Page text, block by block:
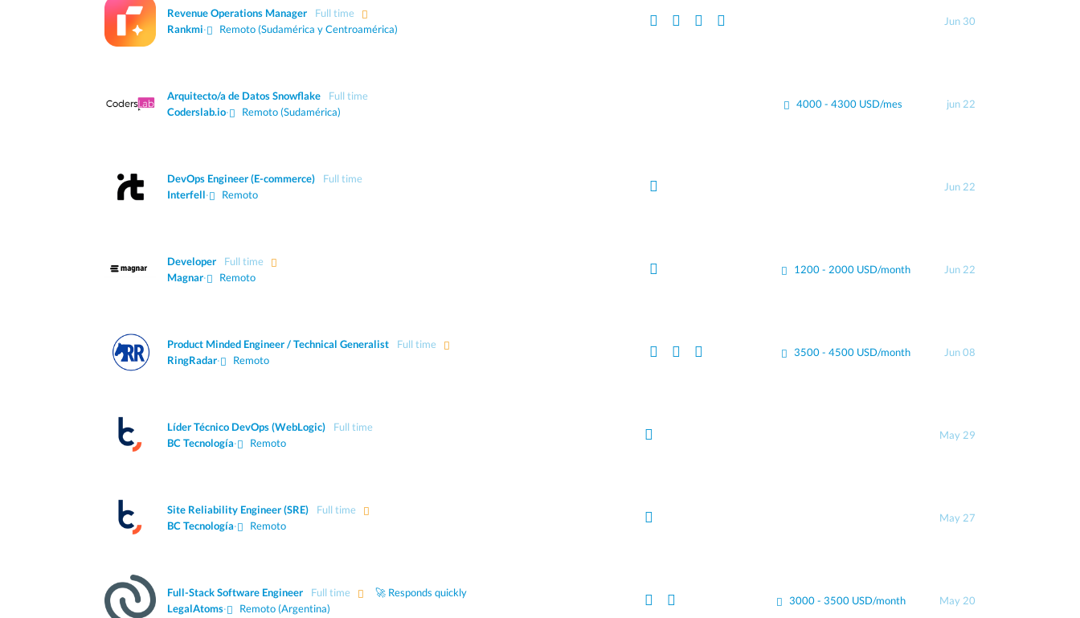
Revenue Operations Manager
Full time
Rankmi· Remoto (Sudamérica y Centroamérica)
Jun 30
Arquitecto/a de Datos Snowflake
Full time
Coderslab.io· Remoto (Sudamérica)
4000 - 4300 USD/mes jun 22
DevOps Engineer (E-commerce)
Full time
Interfell· Remoto
Jun 22
Developer
Full time
Magnar· Remoto
1200 - 2000 USD/month Jun 22
Product Minded Engineer / Technical Generalist
Full time
RingRadar· Remoto
3500 - 4500 USD/month Jun 08
Líder Técnico DevOps (WebLogic)
Full time
BC Tecnología· Remoto
May 29
Site Reliability Engineer (SRE)
Full time
BC Tecnología· Remoto
May 27
Full-Stack Software Engineer Full time
🚀 Responds quickly
LegalAtoms· Remoto (Argentina)
3000 - 3500 USD/month May 20